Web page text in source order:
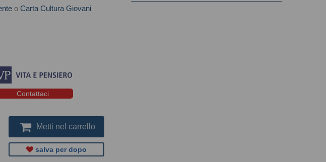
o Carta Cultura Giovani
Contattaci
Metti nel carrello
salva per dopo